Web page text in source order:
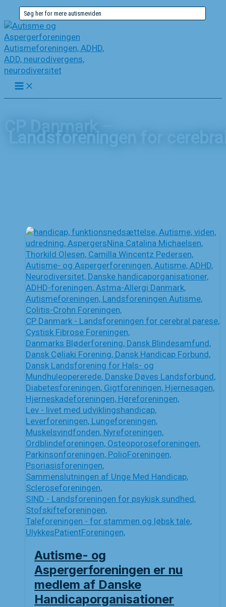
til
indholdet
Søg
efter:
CP Danmark –
Landsforeningen for
Autisme- og
Aspergerforeningen er nu
medlem af Danske
Handicaporganisationer